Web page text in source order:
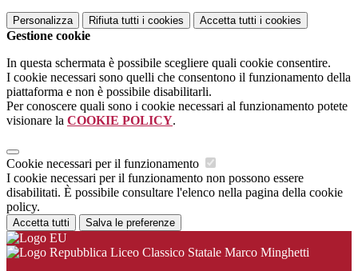
Personalizza Rifiuta tutti i cookies Accetta tutti i cookies
Gestione cookie
In questa schermata è possibile scegliere quali cookie consentire.
I cookie necessari sono quelli che consentono il funzionamento della
piattaforma e non è possibile disabilitarli.
Per conoscere quali sono i cookie necessari al funzionamento potete
visionare la COOKIE POLICY.
Cookie necessari per il funzionamento
I cookie necessari per il funzionamento non possono essere
disabilitati. È possibile consultare l'elenco nella pagina della cookie
policy.
Accetta tutti Salva le preferenze
Liceo Classico Statale Marco Minghetti